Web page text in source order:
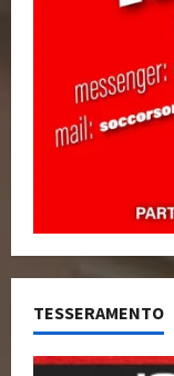
TESSERAMENTO